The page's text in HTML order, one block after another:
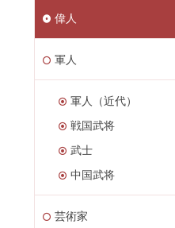
偉人
軍人
軍人（近代）
戦国武将
武士
中国武将
芸術家